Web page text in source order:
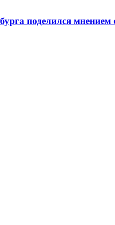
поделился мнением